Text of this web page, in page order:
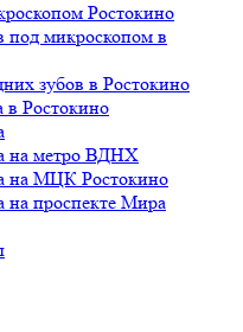
Ростокино
под микроскопом в
зубов в Ростокино
в Ростокино
на метро ВДНХ
на МЦК Ростокино
на проспекте Мира